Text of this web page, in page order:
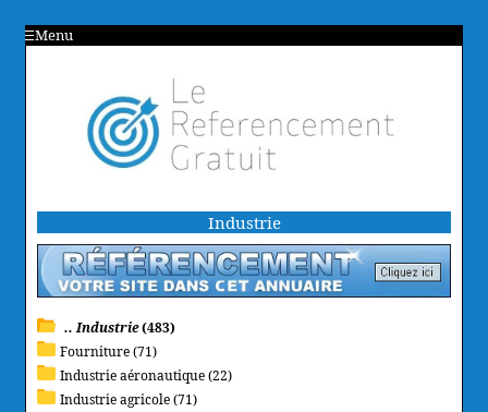
Menu
Industrie
.. Industrie(483)
Fourniture (71)
Industrie aéronautique (22)
Industrie agricole (71)